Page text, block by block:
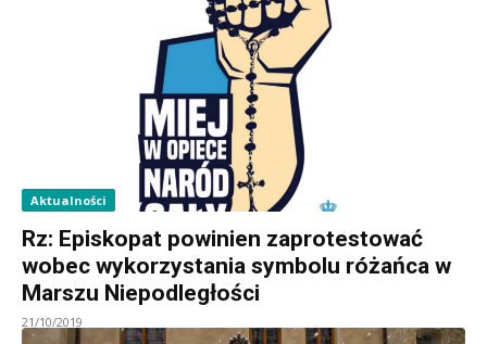
Aktualności
Rz: Episkopat powinien zaprotestować
wobec wykorzystania symbolu różańca w
Marszu Niepodległości
21/10/2019